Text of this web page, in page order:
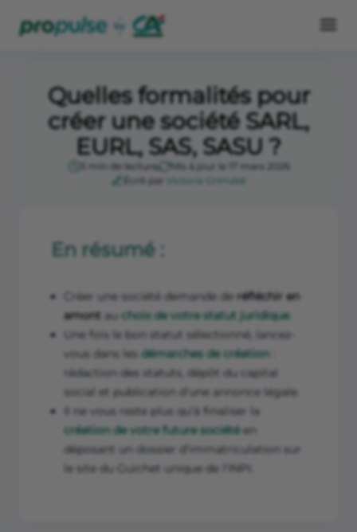
Quelles formalités pour
créer une société SARL,
EURL, SAS, SASU ?
5 min de lecture
Mis à jour le 17 mars 2026
Écrit par
Victoria Grimaldi
En résumé :
Créer une société demande de réfléchir en
amont au choix de votre statut juridique.
Une fois le bon statut sélectionné, lancez-
vous dans les démarches de création
rédaction des statuts, dépôt du capital
social et publication d’une annonce légale.
Il ne vous reste plus qu’à finaliser la
création de votre future sociétéen
déposant un dossier d’immatriculation sur
le site du Guichet unique de l’INPI.